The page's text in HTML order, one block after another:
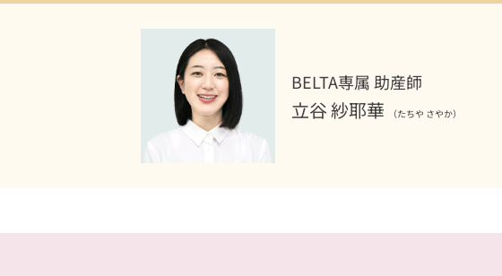
BELTA専属 助産師
立谷 紗耶華 （たちや さやか）